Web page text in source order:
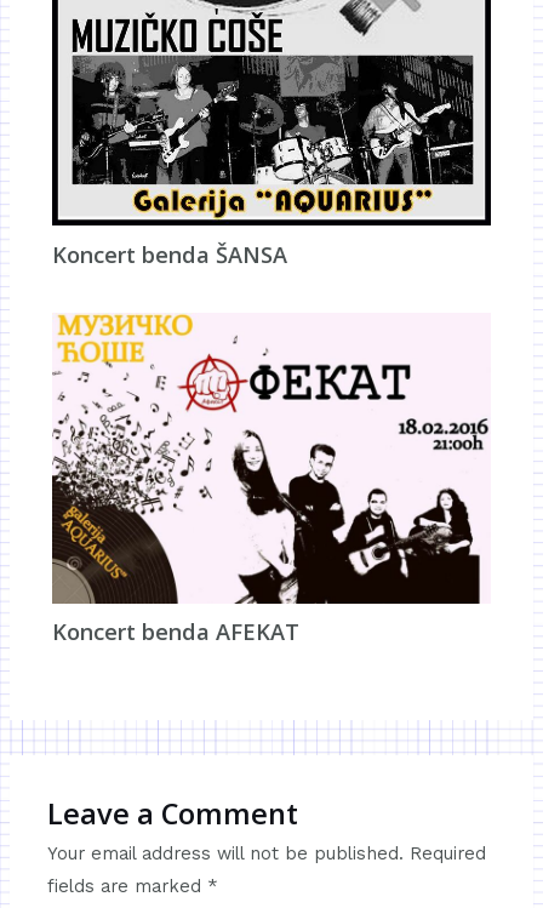
Koncert benda ŠANSA
Koncert benda AFEKAT
Leave a Comment
Your email address will not be published. Required
fields are marked *